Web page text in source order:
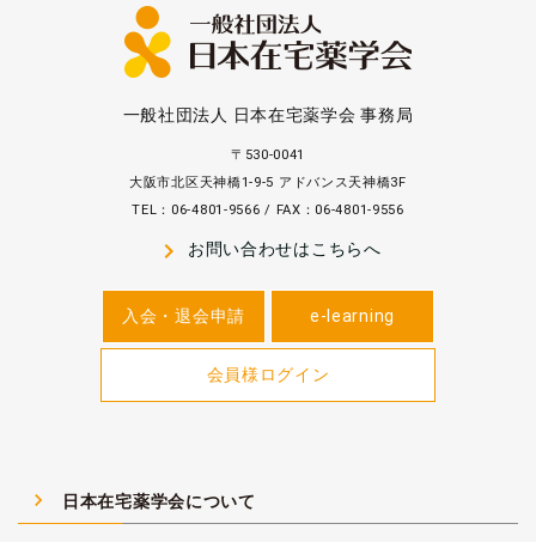
一般社団法人 日本在宅薬学会 事務局
〒530-0041
大阪市北区天神橋1-9-5 アドバンス天神橋3F
TEL：06-4801-9566 / FAX：06-4801-9556
navigate_next お問い合わせはこちらへ
入会・退会申請 e-learning
会員様ログイン
navigate_next 日本在宅薬学会について